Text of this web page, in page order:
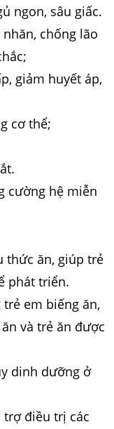
ngon, sâu giấc.
chống lão
giảm huyết áp,
cơ thể;
cường hệ miễn
thức ăn, giúp trẻ
phát triển.
em biếng ăn,
và trẻ ăn được
dinh dưỡng ở
trợ điều trị các